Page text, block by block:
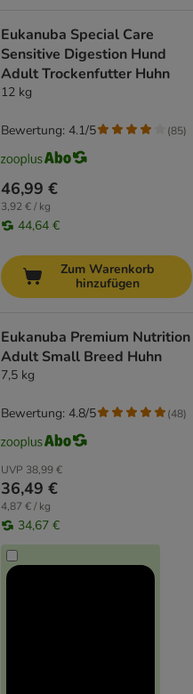
Eukanuba Special Care
Sensitive Digestion Hund
Adult Trockenfutter Huhn
12 kg
46,99 €
3,92 € / kg
44,64 €
Bewertung: 4.1/5 (85)
Zum Warenkorb
hinzufügen
Eukanuba Premium Nutrition
Adult Small Breed Huhn
7,5 kg
UVP 38,99 €
36,49 €
4,87 € / kg
34,67 €
Bewertung: 4.8/5 (48)